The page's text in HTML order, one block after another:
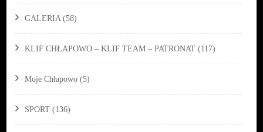
GALERIA (58)
KLIF CHŁAPOWO – KLIF TEAM – PATRONAT (117)
Moje Chłapowo (5)
SPORT (136)